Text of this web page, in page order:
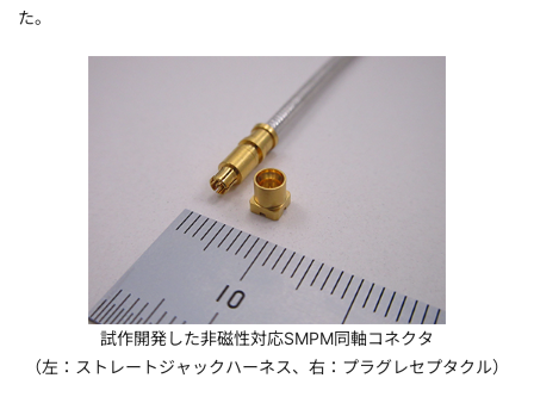
た。
試作開発した非磁性対応SMPM同軸コネクタ
（左：ストレートジャックハーネス、右：プラグレセプタクル）